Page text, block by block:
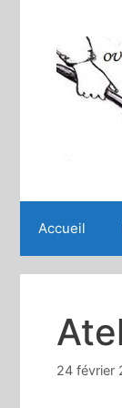
contenu
Accueil
24 février